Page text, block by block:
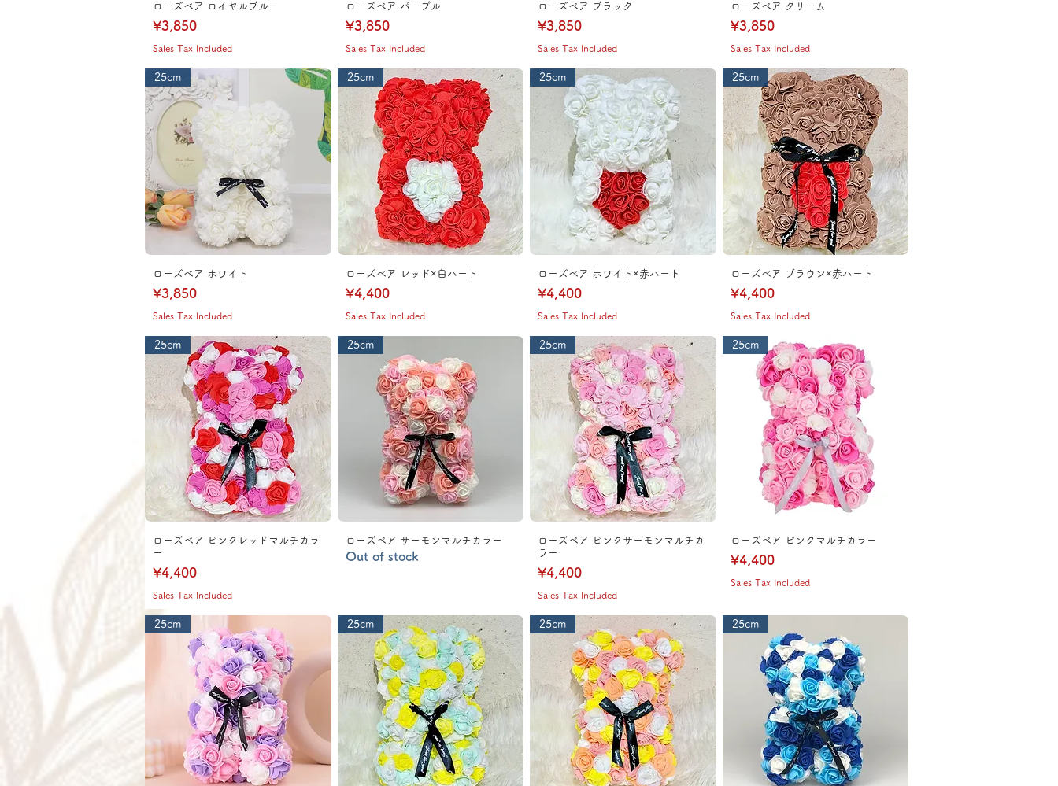
ローズベア ロイヤルブルー
Price
¥3,850
Sales Tax Included
ローズベア パープル
Price
¥3,850
Sales Tax Included
ローズベア ブラック
Price
¥3,850
Sales Tax Included
ローズベア クリーム
Price
¥3,850
Sales Tax Included
25cm
ローズベア ホワイト
Price
¥3,850
Sales Tax Included
25cm
ローズベア レッド×白ハート
Price
¥4,400
Sales Tax Included
25cm
ローズベア ホワイト×赤ハート
Price
¥4,400
Sales Tax Included
25cm
ローズベア ブラウン×赤ハート
Price
¥4,400
Sales Tax Included
25cm
ローズベア ピンクレッドマルチカラ
ー
Price
¥4,400
Sales Tax Included
25cm
ローズベア サーモンマルチカラー
Out of stock
25cm
ローズベア ピンクサーモンマルチカ
ラー
Price
¥4,400
Sales Tax Included
25cm
ローズベア ピンクマルチカラー
Price
¥4,400
Sales Tax Included
25cm 25cm 25cm 25cm